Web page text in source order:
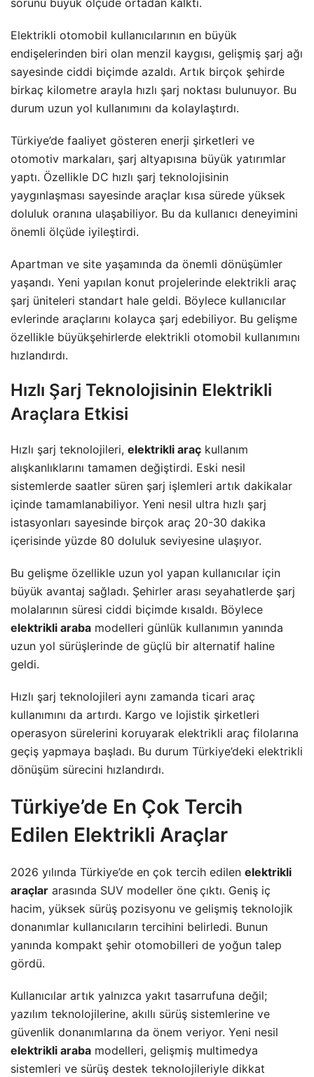
sorunu büyük ölçüde ortadan kalktı.
Elektrikli otomobil kullanıcılarının en büyük
endişelerinden biri olan menzil kaygısı, gelişmiş şarj ağı
sayesinde ciddi biçimde azaldı. Artık birçok şehirde
birkaç kilometre arayla hızlı şarj noktası bulunuyor. Bu
durum uzun yol kullanımını da kolaylaştırdı.
Türkiye’de faaliyet gösteren enerji şirketleri ve
otomotiv markaları, şarj altyapısına büyük yatırımlar
yaptı. Özellikle DC hızlı şarj teknolojisinin
yaygınlaşması sayesinde araçlar kısa sürede yüksek
doluluk oranına ulaşabiliyor. Bu da kullanıcı deneyimini
önemli ölçüde iyileştirdi.
Apartman ve site yaşamında da önemli dönüşümler
yaşandı. Yeni yapılan konut projelerinde elektrikli araç
şarj üniteleri standart hale geldi. Böylece kullanıcılar
evlerinde araçlarını kolayca şarj edebiliyor. Bu gelişme
özellikle büyükşehirlerde elektrikli otomobil kullanımını
hızlandırdı.
Hızlı Şarj Teknolojisinin Elektrikli
Araçlara Etkisi
Hızlı şarj teknolojileri, elektrikli araç kullanım
alışkanlıklarını tamamen değiştirdi. Eski nesil
sistemlerde saatler süren şarj işlemleri artık dakikalar
içinde tamamlanabiliyor. Yeni nesil ultra hızlı şarj
istasyonları sayesinde birçok araç 20-30 dakika
içerisinde yüzde 80 doluluk seviyesine ulaşıyor.
Bu gelişme özellikle uzun yol yapan kullanıcılar için
büyük avantaj sağladı. Şehirler arası seyahatlerde şarj
molalarının süresi ciddi biçimde kısaldı. Böylece
elektrikli araba modelleri günlük kullanımın yanında
uzun yol sürüşlerinde de güçlü bir alternatif haline
geldi.
Hızlı şarj teknolojileri aynı zamanda ticari araç
kullanımını da artırdı. Kargo ve lojistik şirketleri
operasyon sürelerini koruyarak elektrikli araç filolarına
geçiş yapmaya başladı. Bu durum Türkiye’deki elektrikli
dönüşüm sürecini hızlandırdı.
Türkiye’de En Çok Tercih
Edilen Elektrikli Araçlar
2026 yılında Türkiye’de en çok tercih edilen elektrikli
araçlar arasında SUV modeller öne çıktı. Geniş iç
hacim, yüksek sürüş pozisyonu ve gelişmiş teknolojik
donanımlar kullanıcıların tercihini belirledi. Bunun
yanında kompakt şehir otomobilleri de yoğun talep
gördü.
Kullanıcılar artık yalnızca yakıt tasarrufuna değil;
yazılım teknolojilerine, akıllı sürüş sistemlerine ve
güvenlik donanımlarına da önem veriyor. Yeni nesil
elektrikli araba modelleri, gelişmiş multimedya
sistemleri ve sürüş destek teknolojileriyle dikkat